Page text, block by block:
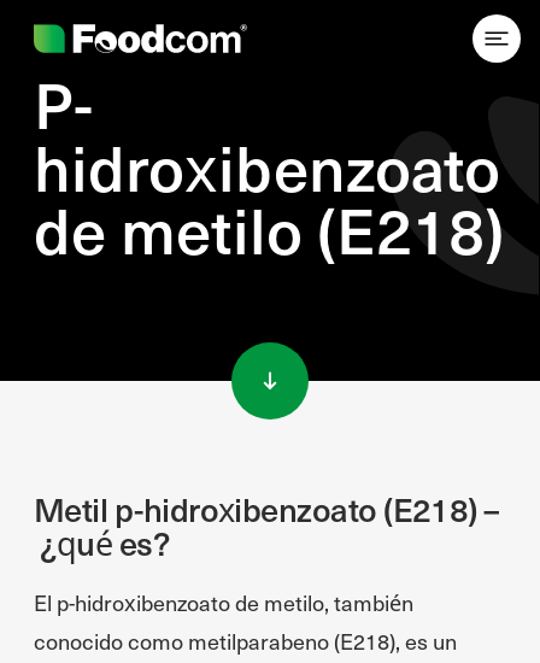
P-
hidroxibenzoato
de metilo (E218)
Metil p-hidroxibenzoato (E218) –
¿qué es?
El p-hidroxibenzoato de metilo, también
conocido como metilparabeno (E218), es un